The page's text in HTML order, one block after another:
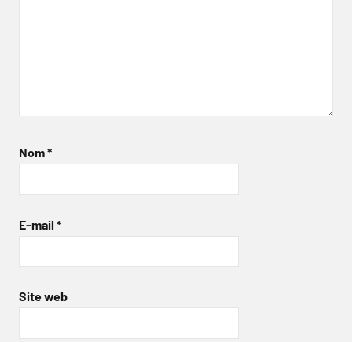
Nom*
E-mail *
Site web